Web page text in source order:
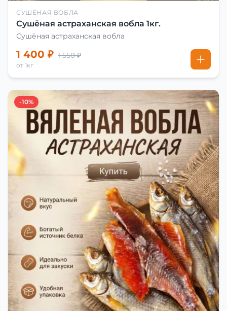
СУШЁНАЯ ВОБЛА
Сушёная астраханская вобла 1кг.
Сушёная астраханская вобла
1 400 ₽ 1 550 ₽
от 1кг
-10%